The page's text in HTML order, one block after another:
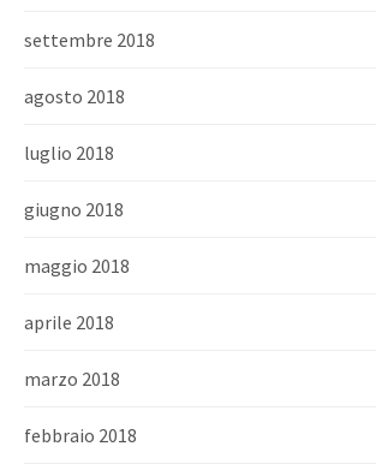
settembre 2018
agosto 2018
luglio 2018
giugno 2018
maggio 2018
aprile 2018
marzo 2018
febbraio 2018